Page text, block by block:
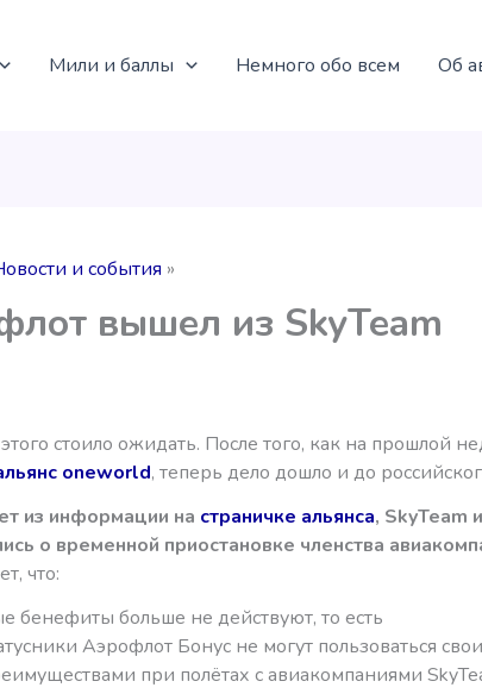
Мили и баллы Немного обо всем Об
и события
вышел из SkyTeam
стоило ожидать. После того, как на прошлой
oneworld, теперь дело дошло и до
из информации на страничке альянса, SkyTeam
о временной приостановке членства
что:
бенефиты больше не действуют, то есть
Аэрофлот Бонус не могут пользоваться
при полётах с авиакомпаниями